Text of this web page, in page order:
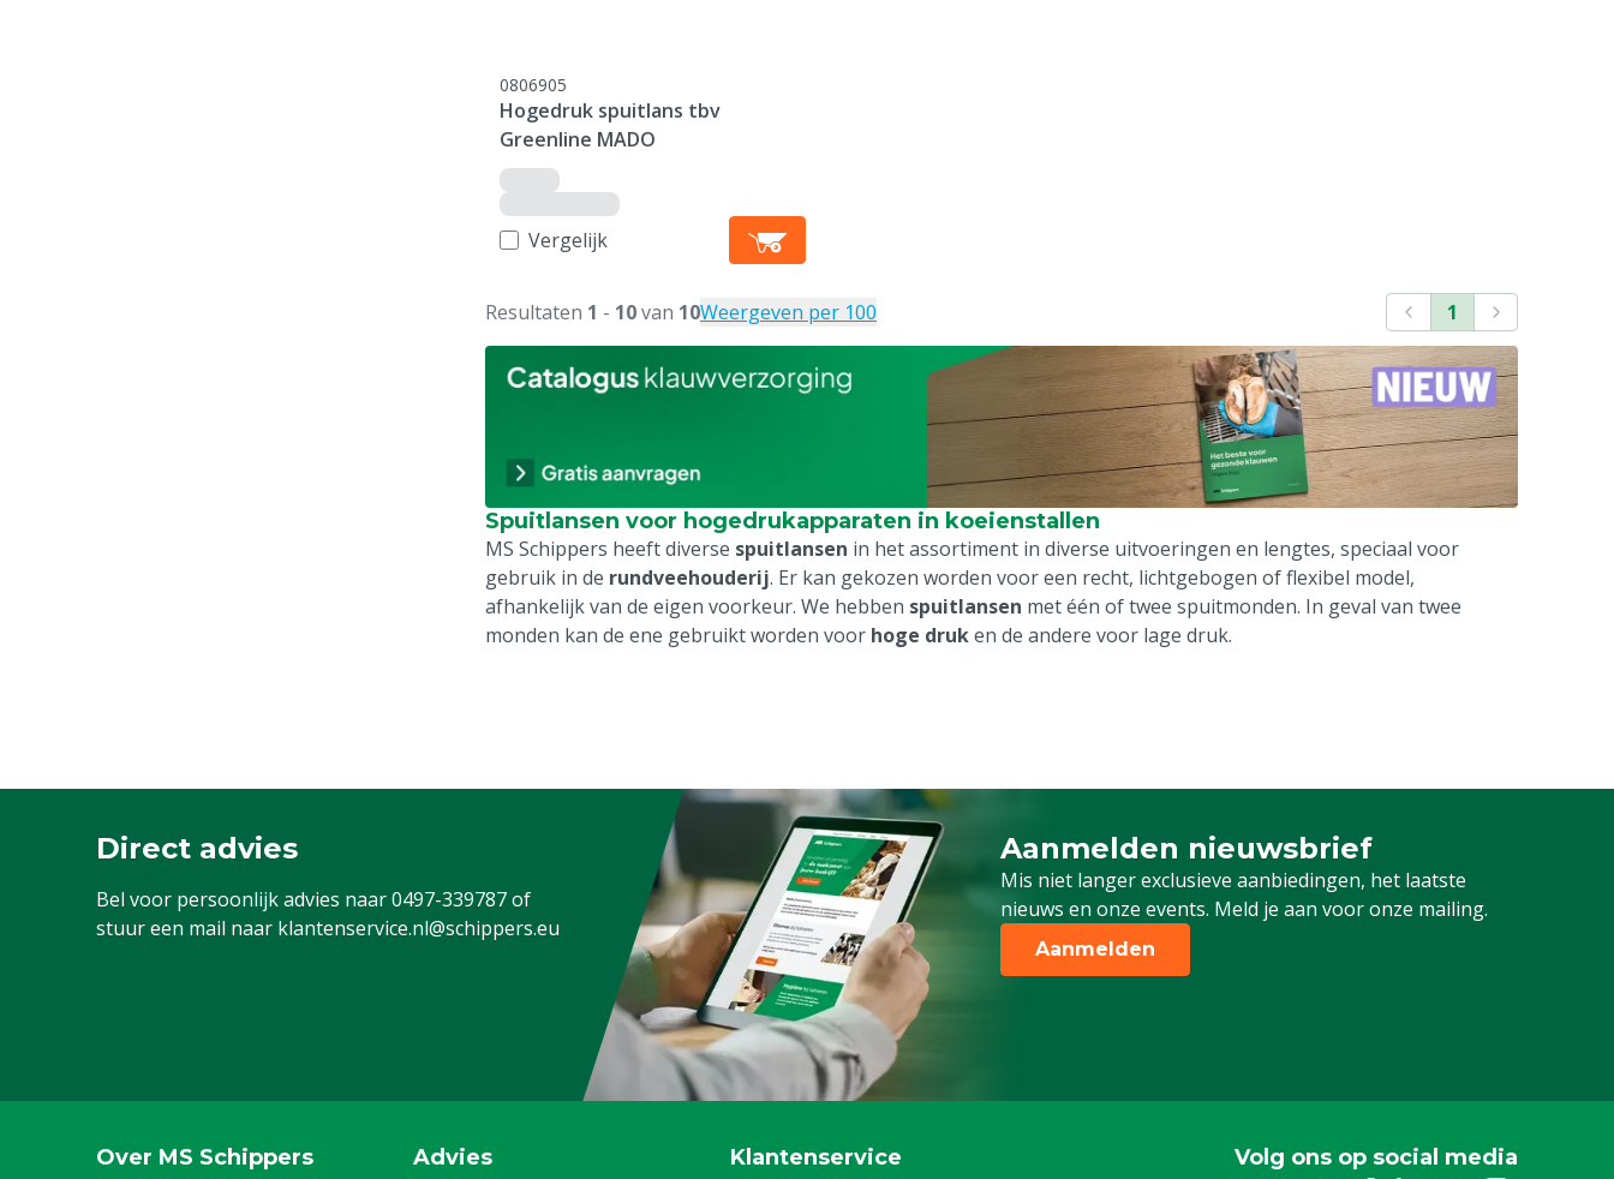
0806905
Hogedruk spuitlans tbv
Greenline MADO
Vergelijk
Resultaten 1 - 10van 10Weergeven per 100 1
Spuitlansen voor hogedrukapparaten in koeienstallen
MS Schippers heeft diverse spuitlansen in het assortiment in diverse uitvoeringen en lengtes, speciaal voor
gebruik in de rundveehouderij. Er kan gekozen worden voor een recht, lichtgebogen of flexibel model,
afhankelijk van de eigen voorkeur. We hebben spuitlansen met één of twee spuitmonden. In geval van twee
monden kan de ene gebruikt worden voor hoge druken de andere voor lage druk.
Direct advies
Bel voor persoonlijk advies naar0497-339787of
stuur een mail naar klantenservice.nl@schippers.eu
Aanmelden nieuwsbrief
Mis niet langer exclusieve aanbiedingen, het laatste
nieuws en onze events. Meld je aan voor onze mailing.
Schrijf je in voor onze nieuwsbrief
Aanmelden
Over MS Schippers Advies Klantenservice Volg ons op social media